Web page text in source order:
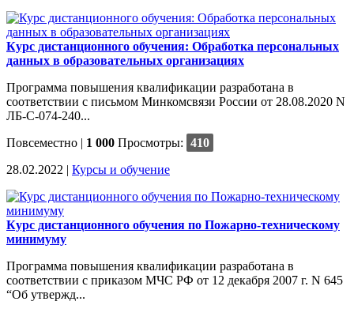
Курс дистанционного обучения: Обработка персональных
данных в образовательных организациях
Программа повышения квалификации разработана в
соответствии с письмом Минкомсвязи России от 28.08.2020 N
ЛБ-С-074-240...
Повсеместно | 1 000 Просмотры: 410
28.02.2022 | Курсы и обучение
Курс дистанционного обучения по Пожарно-техническому
минимуму
Программа повышения квалификации разработана в
соответствии с приказом МЧС РФ от 12 декабря 2007 г. N 645
“Об утвержд...